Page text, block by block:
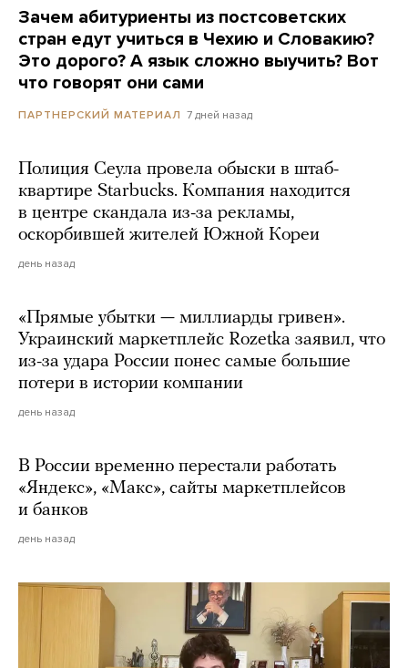
Зачем абитуриенты из постсоветских
стран едут учиться в Чехию и Словакию?
Это дорого? А язык сложно выучить? Вот
что говорят они сами
ПАРТНЕРСКИЙ МАТЕРИАЛ 7 дней назад
Полиция Сеула провела обыски в штаб-
квартире Starbucks. Компания находится
в центре скандала из-за рекламы,
оскорбившей жителей Южной Кореи
день назад
«Прямые убытки — миллиарды гривен».
Украинский маркетплейс Rozetka заявил, что
из-за удара России понес самые большие
потери в истории компании
день назад
В России временно перестали работать
«Яндекс», «Макс», сайты маркетплейсов
и банков
день назад